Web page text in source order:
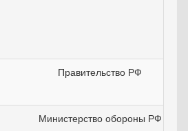
Правительство РФ
Министерство обороны РФ